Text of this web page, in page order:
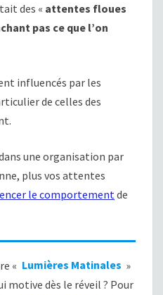
des « attentes floues
pas ce que l’on
influencés par les
de celles des
une organisation par
plus vos attentes
le comportement de
« Lumières Matinales »
motive dès le réveil ? Pour